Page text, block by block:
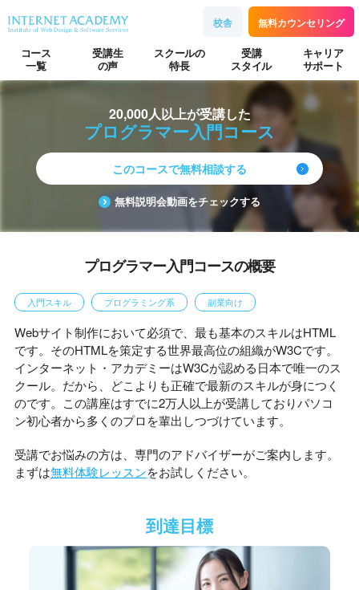
校舎 無料カウンセリング
コース
一覧
受講生
の声
スクールの
特長
受講
スタイル
キャリア
サポート
20,000人以上が受講した
プログラマー入門コース
このコースで無料相談する
無料説明会動画をチェックする
プログラマー入門コースの概要
入門スキル プログラミング系 副業向け
Webサイト制作において必須で、最も基本のスキルはHTML
です。そのHTMLを策定する世界最高位の組織がW3Cです。
インターネット・アカデミーはW3Cが認める日本で唯一のス
クール。だから、どこよりも正確で最新のスキルが身につく
のです。この講座はすでに2万人以上が受講しておりパソコ
ン初心者から多くのプロを輩出しつづけています。
受講でお悩みの方は、専門のアドバイザーがご案内します。
まずは無料体験レッスンをお試しください。
到達目標